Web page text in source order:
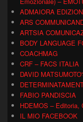
ADMAIORA
ARS
ARTSIA
BODY LANGUAGE
COACHMAG
CRF – FACS ITALIA
DAVID
FABIO PANDISCIA
HDEMOS – Editoria,
IL MIO FACEBOOK